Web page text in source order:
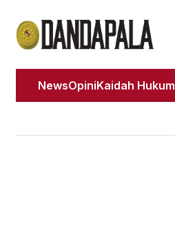
NewsOpiniKaidah Hukum